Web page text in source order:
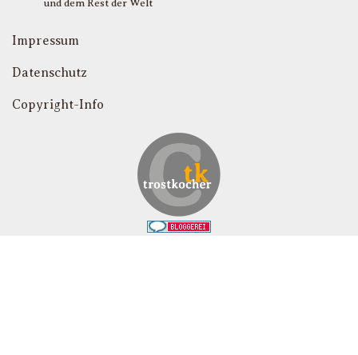
und dem Rest der Welt
Impressum
Datenschutz
Copyright-Info